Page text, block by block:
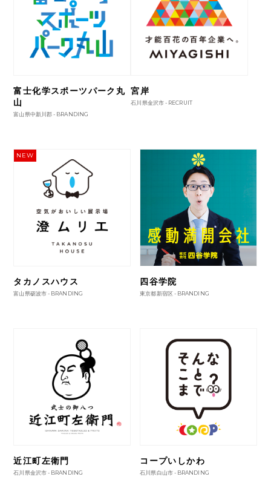
富士化学スポーツパーク丸
山
富山県中新川郡 - BRANDING
宮岸
石川県金沢市 - RECRUIT
NEW
タカノスハウス
富山県砺波市 - BRANDING
四谷学院
東京都新宿区 - BRANDING
近江町左衛門
石川県金沢市 - BRANDING
コープいしかわ
石川県白山市 - BRANDING